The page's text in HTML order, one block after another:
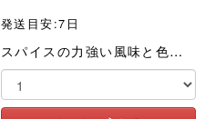
発送目安:7日
スパイスの力強い風味と色、カレー味の料理に大活躍